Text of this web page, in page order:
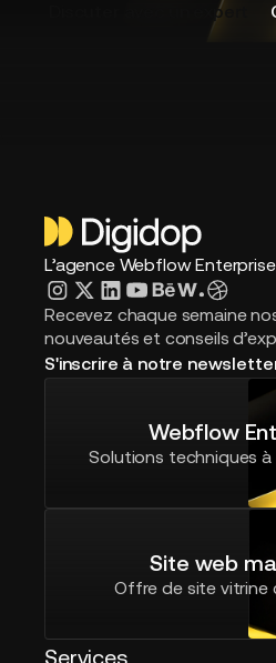
Discuter avec un expert
L’agence Webflow Enterprise
Recevez chaque semaine
nouveautés et conseils
S'inscrire à notre
Webflow
Solutions techniques à
Site web
Offre de site vitrine
Services